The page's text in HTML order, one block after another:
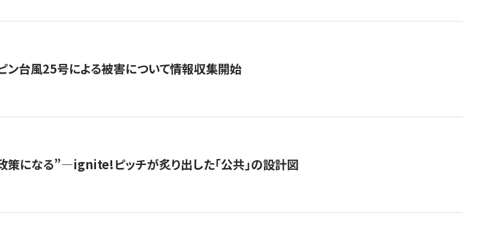
ピン台風25号による被害について情報収集開始
になる”—ignite!ピッチが炙り出した「公共」の設計図